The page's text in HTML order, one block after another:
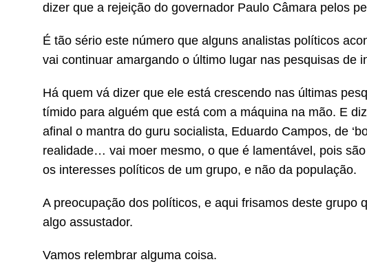
dizer que a rejeição do governador Paulo Câmara pelos
É tão sério este número que alguns analistas políticos
vai continuar amargando o último lugar nas pesquisas de
Há quem vá dizer que ele está crescendo nas últimas
tímido para alguém que está com a máquina na mão. E
afinal o mantra do guru socialista, Eduardo Campos, de
realidade… vai moer mesmo, o que é lamentável, pois
os interesses políticos de um grupo, e não da população.
A preocupação dos políticos, e aqui frisamos deste grupo
algo assustador.
Vamos relembrar alguma coisa.